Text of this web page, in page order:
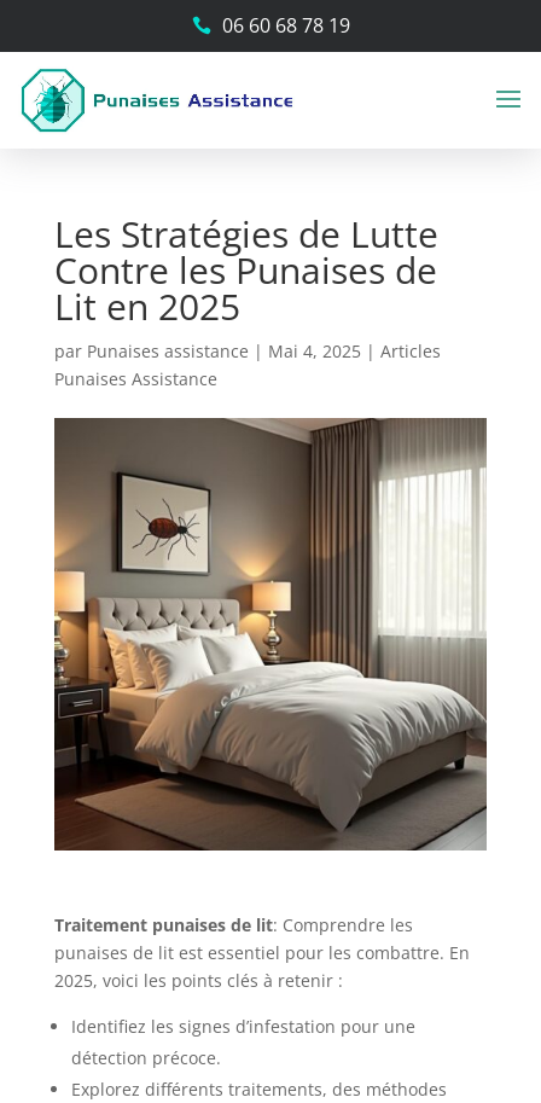
 06 60 68 78 19
Les Stratégies de Lutte
Contre les Punaises de
Lit en 2025
par Punaises assistance | Mai 4, 2025| Articles
Punaises Assistance
Traitement punaises de lit: Comprendre les
punaises de lit est essentiel pour les combattre. En
2025, voici les points clés à retenir :
Identifiez les signes d’infestation pour une
détection précoce.
Explorez différents traitements, des méthodes